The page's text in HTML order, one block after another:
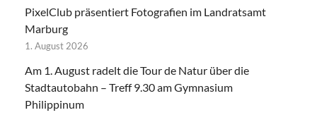
PixelClub präsentiert Fotografien im Landratsamt
Marburg
1. August 2026
Am 1. August radelt die Tour de Natur über die
Stadtautobahn – Treff 9.30 am Gymnasium
Philippinum